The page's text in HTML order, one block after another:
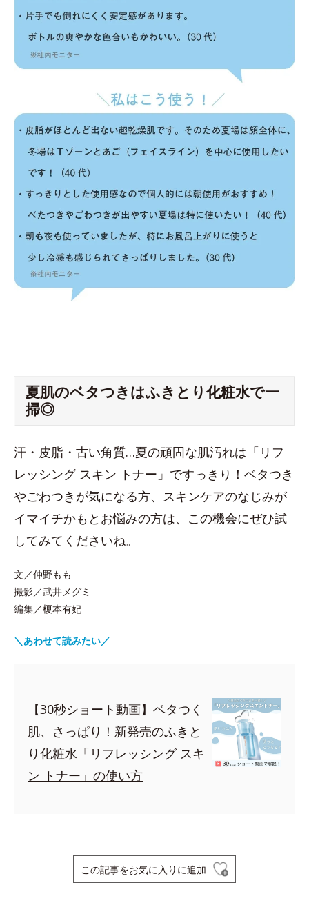
夏肌のベタつきはふきとり化粧水で一
掃◎
汗・皮脂・古い角質…夏の頑固な肌汚れは「リフ
レッシング スキン トナー」ですっきり！ベタつき
やごわつきが気になる方、スキンケアのなじみが
イマイチかもとお悩みの方は、この機会にぜひ試
してみてくださいね。
文／仲野もも
撮影／武井メグミ
編集／榎本有妃
＼あわせて読みたい／
【30秒ショート動画】ベタつく
肌、さっぱり！新発売のふきと
り化粧水「リフレッシング スキ
ン トナー」の使い方
この記事をお気に入りに追加